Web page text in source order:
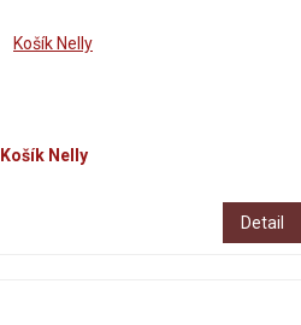
Košík Nelly
Detail